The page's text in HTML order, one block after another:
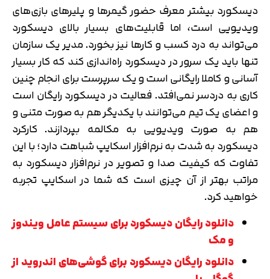
دیسکورد بیشتر معرف حضور گیمرها و پلیرهای بازی‌های
ویدیویی است، اما قابلیت‌های بسیار بالای دیسکورد
می‌تواند به درد کسب و کارها نیز بخورد. مدیر یک سازمان
تنها باید یک سرور در دیسکورد راه‌اندازی کند که کار بسیار
آسانی و کاملا رایگانی است و یک سرپرست برای انجام چنین
کاری به دردسر نمی‌افتد. فعالیت در دیسکورد رایگان است
و اعضای یک تیم می‌توانند با یکدیگر هم به صورت متنی و
هم به صورت ویدیویی به مکالمه بپردازند. کارکرد
دیسکورد به شدت به نرم‌افزار اسکایپ شباهت دارد؛ با این
تفاوت که کیفیت صدا و تصویر در نرم‌افزار دیسکورد به
مراتب بهتر از آن چیزی است که شما در اسکایپ تجربه
خواهید کرد.
دانلود رایگان دیسکورد برای سیستم عامل ویندوز
و مک
دانلود رایگان دیسکورد برای گوشی‌های اندروید از